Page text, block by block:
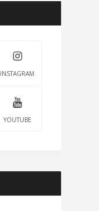
INSTAGRAM
YOUTUBE